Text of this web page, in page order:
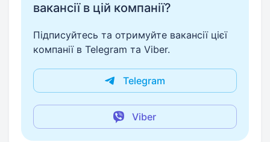
вакансії в цій компанії?
Підписуйтесь та отримуйте вакансії цієї
компанії в Telegram та Viber.
Telegram
Viber